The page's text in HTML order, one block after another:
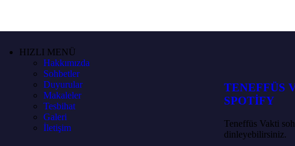
HIZLI MENÜ
Hakkımızda
Sohbetler
Duyurular
Makaleler
Tesbihat
Galeri
İletişim
TENEFFÜS
SPOTİFY
Teneffüs Vakti
dinleyebilirsiniz.